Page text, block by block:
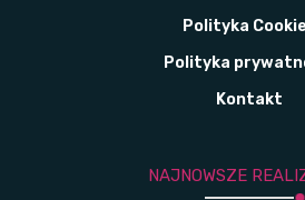
Polityka
Polityka
Kontakt
NAJNOWSZE